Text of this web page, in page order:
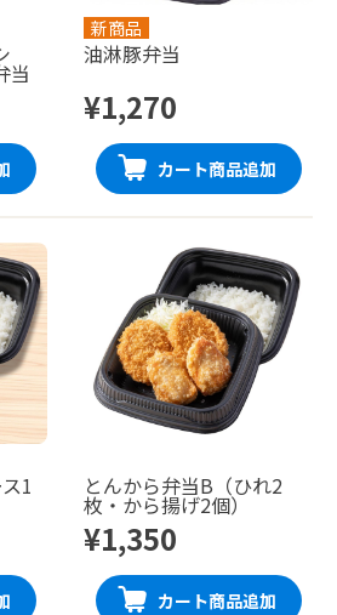
当
新商品
油淋豚弁当
¥1,270
カート商品追加
1 とんから弁当B（ひれ2
枚・から揚げ2個）
¥1,350
カート商品追加